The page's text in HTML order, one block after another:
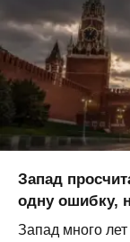
Запад
одну ошибку,
Запад много